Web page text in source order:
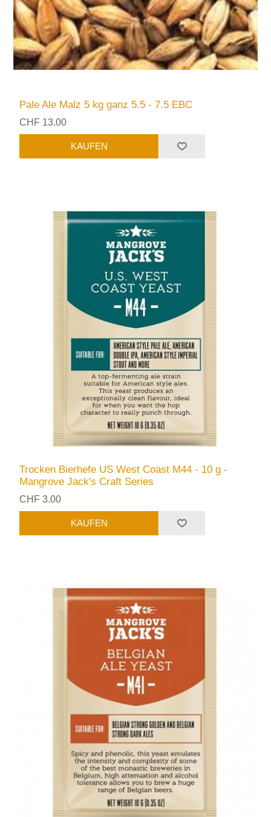
Pale Ale Malz 5 kg ganz 5.5 - 7.5 EBC
CHF 13.00
Trocken Bierhefe US West Coast M44 - 10 g -
Mangrove Jack's Craft Series
CHF 3.00